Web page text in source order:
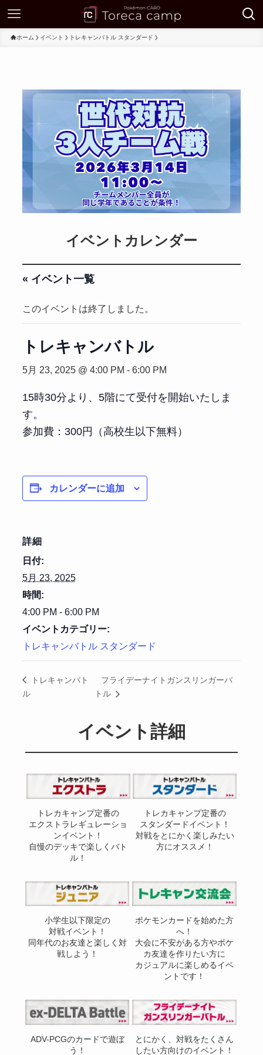
ホーム イベント トレキャンバトル スタンダード
イベントカレンダー
« イベント一覧
このイベントは終了しました。
トレキャンバトル
5月 23, 2025 @ 4:00 PM - 6:00 PM
15時30分より、5階にて受付を開始いたしま
す。
参加費：300円（高校生以下無料）
カレンダーに追加
詳細
日付:
5月 23, 2025
時間:
4:00 PM - 6:00 PM
イベントカテゴリー:
トレキャンバトル スタンダード
トレキャンバト
ル
フライデーナイトガンスリンガーバ
トル
イベント詳細
トレカキャンプ定番の
エクストラレギュレーショ
ンイベント！
自慢のデッキで楽しくバト
ル！
トレカキャンプ定番の
スタンダードイベント！
対戦をとにかく楽しみたい
方にオススメ！
小学生以下限定の
対戦イベント！
同年代のお友達と楽しく対
戦しよう！
ポケモンカードを始めた方
へ！
大会に不安がある方やポケ
カ友達を作りたい方に
カジュアルに楽しめるイベ
ントです！
ADV-PCGのカードで遊ぼ
う！
とにかく、対戦をたくさん
したい方向けのイベント！